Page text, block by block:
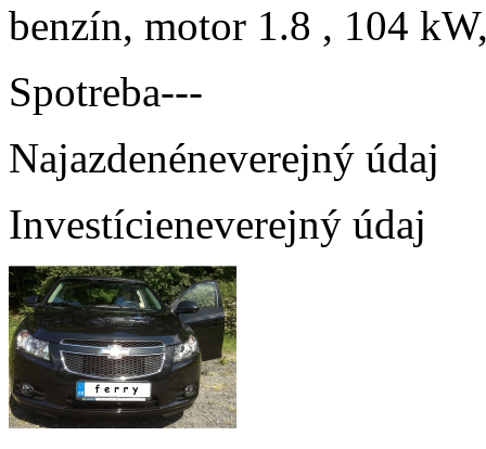
benzín, motor 1.8 , 104
Spotreba---
Najazdenéneverejný údaj
Investícieneverejný údaj